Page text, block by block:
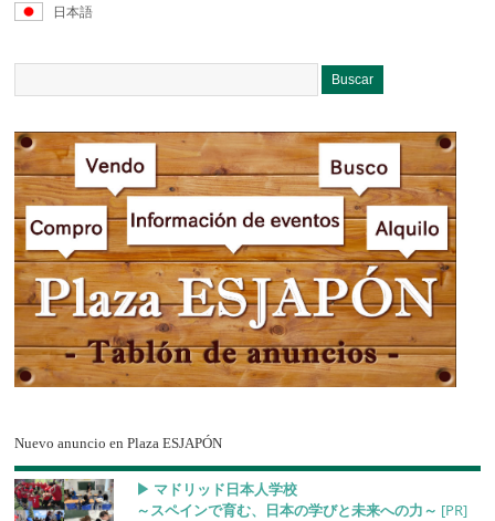
日本語
Nuevo anuncio en Plaza ESJAPÓN
▶︎ マドリッド日本人学校
～スペインで育む、日本の学びと未来への力～ [PR]